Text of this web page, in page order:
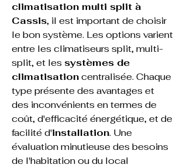
climatisation multi split à
Cassis, il est important de choisir
le bon système. Les options varient
entre les climatiseurs split, multi-
split, et les systèmes de
climatisation centralisée. Chaque
type présente des avantages et
des inconvénients en termes de
coût, d'efficacité énergétique, et de
facilité d'installation. Une
évaluation minutieuse des besoins
de l'habitation ou du local